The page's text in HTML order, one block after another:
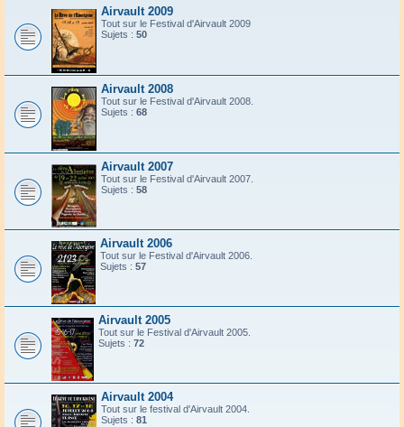
Airvault 2009
Tout sur le Festival d'Airvault 2009
Sujets : 50
Airvault 2008
Tout sur le Festival d'Airvault 2008.
Sujets : 68
Airvault 2007
Tout sur le Festival d'Airvault 2007.
Sujets : 58
Airvault 2006
Tout sur le Festival d'Airvault 2006.
Sujets : 57
Airvault 2005
Tout sur le Festival d'Airvault 2005.
Sujets : 72
Airvault 2004
Tout sur le festival d'Airvault 2004.
Sujets : 81